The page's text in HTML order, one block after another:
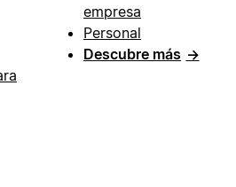
empresa
Personal
Descubre más →